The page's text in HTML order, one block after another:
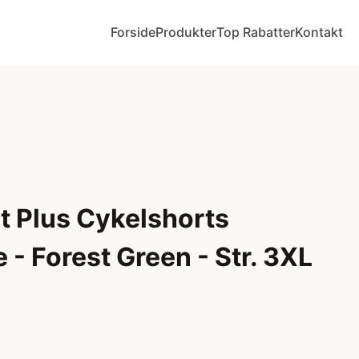
ForsideProdukterTop RabatterKontakt
Plus Cykelshorts
Forest Green - Str. 3XL